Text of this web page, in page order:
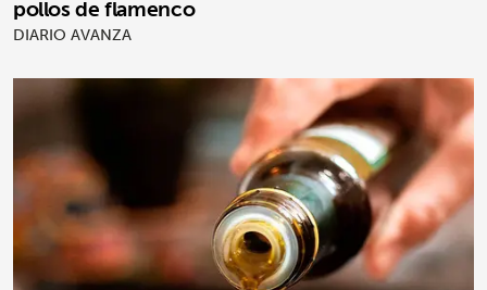
pollos de flamenco
DIARIO AVANZA